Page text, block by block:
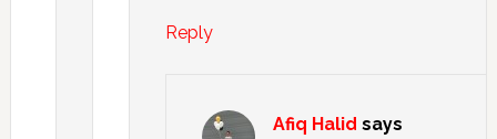
Reply
Afiq Halid says